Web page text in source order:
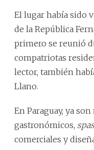
El lugar había sido
de la República
primero se reunió
compatriotas
lector, también
Llano.
En Paraguay, ya
gastronómicos, spas
comerciales y